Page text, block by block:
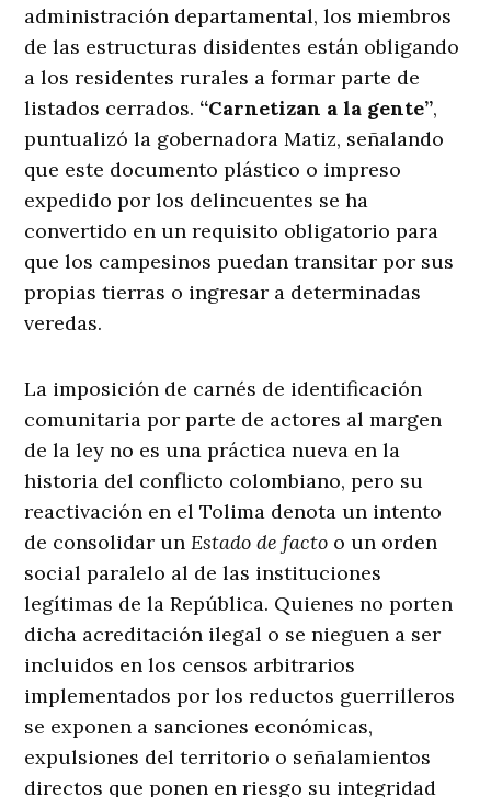
administración departamental, los miembros
de las estructuras disidentes están obligando
a los residentes rurales a formar parte de
listados cerrados. “Carnetizan a la gente”,
puntualizó la gobernadora Matiz, señalando
que este documento plástico o impreso
expedido por los delincuentes se ha
convertido en un requisito obligatorio para
que los campesinos puedan transitar por sus
propias tierras o ingresar a determinadas
veredas.
La imposición de carnés de identificación
comunitaria por parte de actores al margen
de la ley no es una práctica nueva en la
historia del conflicto colombiano, pero su
reactivación en el Tolima denota un intento
de consolidar unEstado de facto o un orden
social paralelo al de las instituciones
legítimas de la República. Quienes no porten
dicha acreditación ilegal o se nieguen a ser
incluidos en los censos arbitrarios
implementados por los reductos guerrilleros
se exponen a sanciones económicas,
expulsiones del territorio o señalamientos
directos que ponen en riesgo su integridad